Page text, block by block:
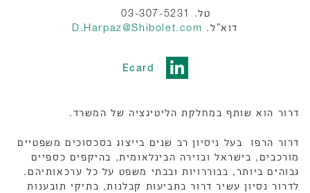
טל. 03-307-5231
דוא”ל. D.Harpaz@Shibolet.com
Ecard
דרור הוא שותף במחלקת הליטיגציה של המשרד.
דרור הרפז בעל ניסיון רב שנים בייצוג בסכסוכים משפטיים
מורכבים, בישראל ובזירה הבינלאומית, בהיקפים כספיים
גבוהים ביותר, בבוררויות ובבתי משפט על כל ערכאותיהם.
לדרור נסיון עשיר דרור בתביעות קבלנות, בתיקי תובענות